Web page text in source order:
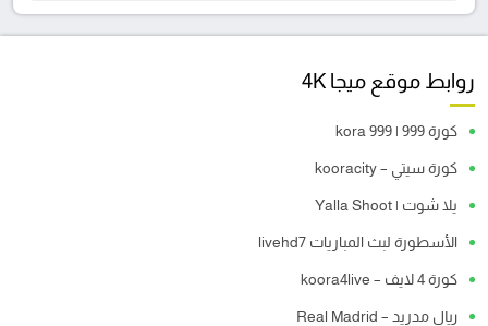
روابط موقع ميجا 4K
كورة 999 | kora 999
كورة سيتي – kooracity
يلا شوت | Yalla Shoot
الأسطورة لبث المباريات livehd7
كورة 4 لايف – koora4live
ريال مدريد – Real Madrid